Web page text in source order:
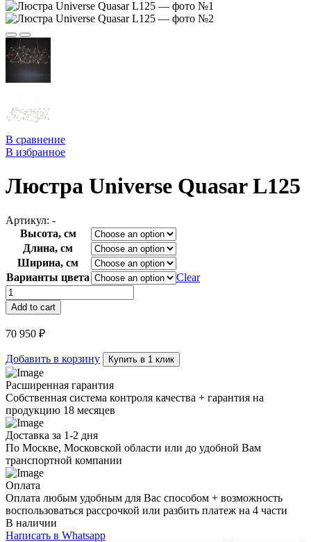
В сравнение
В избранное
Люстра Universe Quasar L125
Артикул: -
Высота, см
Длина, см
Ширина, см
Варианты цвета
Clear
Люстра
Universe
Quasar
L125
quantity
Add to cart
70 950 ₽
Добавить в корзину Купить в 1 клик
Расширенная гарантия
Собственная система контроля качества + гарантия на
продукцию 18 месяцев
Доставка за 1-2 дня
По Москве, Московской области или до удобной Вам
транспортной компании
Оплата
Оплата любым удобным для Вас способом + возможность
воспользоваться рассрочкой или разбить платеж на 4 части
В наличии
Написать в Whatsapp